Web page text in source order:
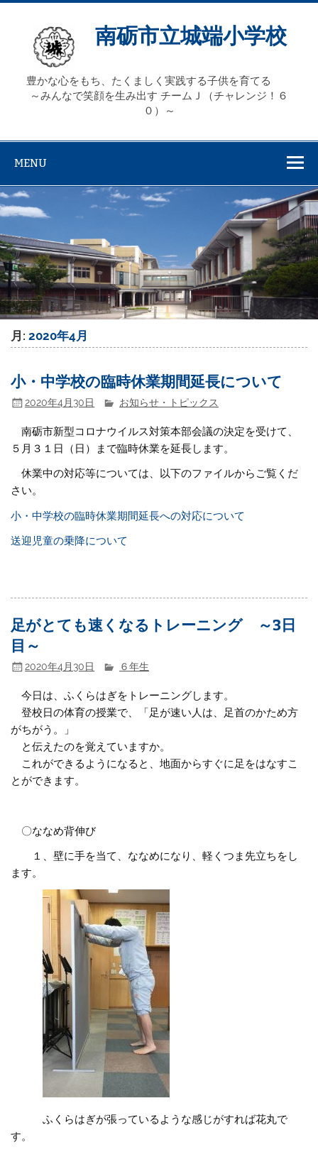
Skip
南砺市立城端小学校
豊かな心をもち、たくましく実践する子供を育てる
～みんなで笑顔を生み出す チームＪ（チャレンジ！６
０）～
MENU
月:2020年4月
小・中学校の臨時休業期間延長について
2020年4月30日 お知らせ・トピックス
南砺市新型コロナウイルス対策本部会議の決定を受けて、
５月３１日（日）まで臨時休業を延長します。
休業中の対応等については、以下のファイルからご覧くだ
さい。
小・中学校の臨時休業期間延長への対応について
送迎児童の乗降について
足がとても速くなるトレーニング ～3日
目～
2020年4月30日 ６年生
今日は、ふくらはぎをトレーニングします。
登校日の体育の授業で、「足が速い人は、足首のかため方
がちがう。」
と伝えたのを覚えていますか。
これができるようになると、地面からすぐに足をはなすこ
とができます。
〇ななめ背伸び
１、壁に手を当て、ななめになり、軽くつま先立ちをし
ます。
ふくらはぎが張っているような感じがすれば花丸で
す。